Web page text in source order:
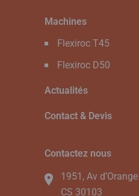
Machines
Flexiroc T45
Flexiroc D50
Actualités
Contact & Devis
Contactez nous
1951, Av d’Orange
CS 30103